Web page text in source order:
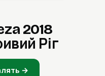
2018
Ріг
→